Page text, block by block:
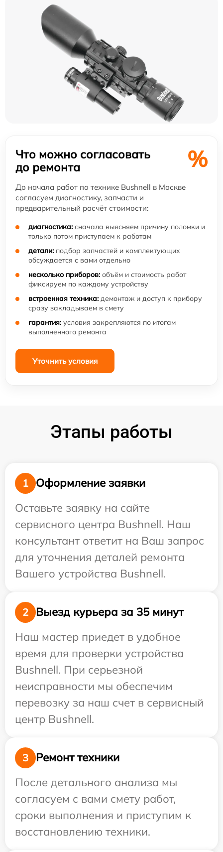
Что можно согласовать
до ремонта
%
До начала работ по технике Bushnell в Москве
согласуем диагностику, запчасти и
предварительный расчёт стоимости:
диагностика: сначала выясняем причину поломки и
только потом приступаем к работам
детали: подбор запчастей и комплектующих
обсуждается с вами отдельно
несколько приборов: объём и стоимость работ
фиксируем по каждому устройству
встроенная техника: демонтаж и доступ к прибору
сразу закладываем в смету
гарантия: условия закрепляются по итогам
выполненного ремонта
Уточнить условия
Этапы работы
1
Оформление заявки
Оставьте заявку на сайте
сервисного центра Bushnell. Наш
консультант ответит на Ваш запрос
для уточнения деталей ремонта
Вашего устройства Bushnell.
2
Выезд курьера за 35 минут
Наш мастер приедет в удобное
время для проверки устройства
Bushnell. При серьезной
неисправности мы обеспечим
перевозку за наш счет в сервисный
центр Bushnell.
3
Ремонт техники
После детального анализа мы
согласуем с вами смету работ,
сроки выполнения и приступим к
восстановлению техники.